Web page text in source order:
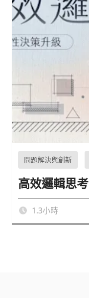
問題解決與創新
高效邏輯思考
1.3小時